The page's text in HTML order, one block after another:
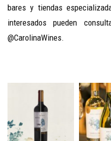
bares y tiendas
interesados pueden
@CarolinaWines.